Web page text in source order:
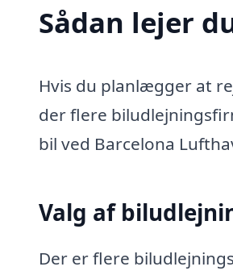
Sådan lejer
Hvis du planlægger at
der flere
bil ved Barcelona
Valg af
Der er flere